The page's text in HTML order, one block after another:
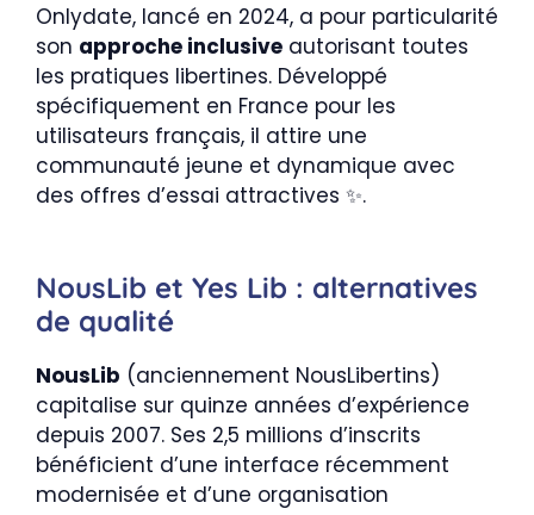
Onlydate, lancé en 2024, a pour particularité
son approche inclusive autorisant toutes
les pratiques libertines. Développé
spécifiquement en France pour les
utilisateurs français, il attire une
communauté jeune et dynamique avec
des offres d’essai attractives ✨.
NousLib et Yes Lib : alternatives
de qualité
NousLib (anciennement NousLibertins)
capitalise sur quinze années d’expérience
depuis 2007. Ses 2,5 millions d’inscrits
bénéficient d’une interface récemment
modernisée et d’une organisation